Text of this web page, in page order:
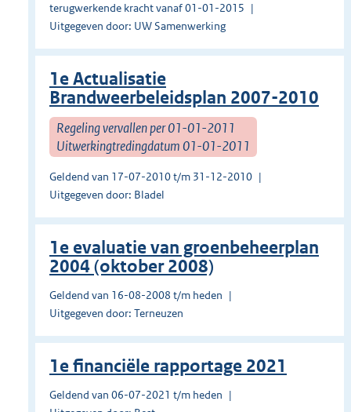
terugwerkende kracht vanaf 01-01-2015
Uitgegeven door: UW Samenwerking
1e Actualisatie
Brandweerbeleidsplan 2007-2010
Regeling vervallen per 01-01-2011
Uitwerkingtredingdatum 01-01-2011
Geldend van 17-07-2010 t/m 31-12-2010
Uitgegeven door: Bladel
1e evaluatie van groenbeheerplan
2004 (oktober 2008)
Geldend van 16-08-2008 t/m heden
Uitgegeven door: Terneuzen
1e financiële rapportage 2021
Geldend van 06-07-2021 t/m heden